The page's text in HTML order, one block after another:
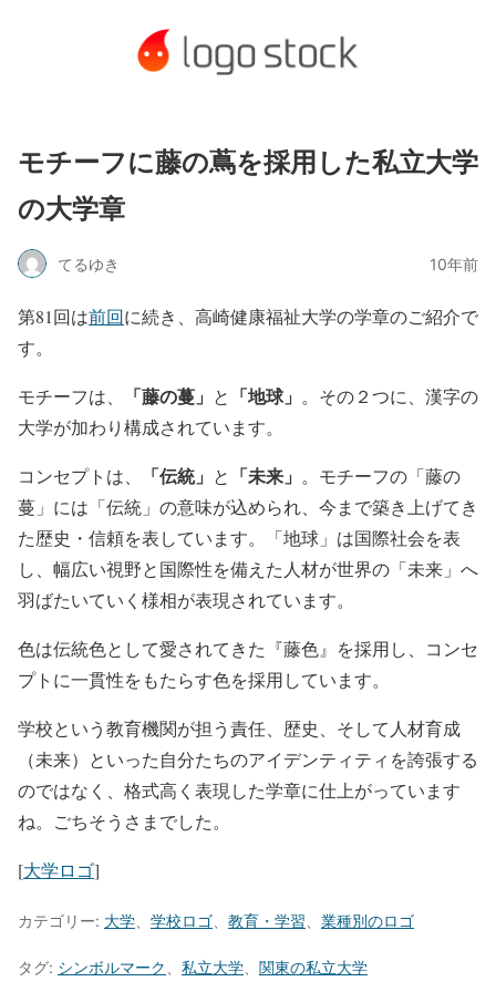
モチーフに藤の蔦を採用した私立大学
の大学章
てるゆき 10年前
第81回は前回に続き、高崎健康福祉大学の学章のご紹介で
す。
モチーフは、 「藤の蔓」 と 「地球」 。その２つに、漢字の
大学が加わり構成されています。
コンセプトは、 「伝統」 と 「未来」 。モチーフの「藤の
蔓」には「伝統」の意味が込められ、今まで築き上げてき
た歴史・信頼を表しています。「地球」は国際社会を表
し、幅広い視野と国際性を備えた人材が世界の「未来」へ
羽ばたいていく様相が表現されています。
色は伝統色として愛されてきた『藤色』を採用し、コンセ
プトに一貫性をもたらす色を採用しています。
学校という教育機関が担う責任、歴史、そして人材育成
（未来）といった自分たちのアイデンティティを誇張する
のではなく、格式高く表現した学章に仕上がっています
ね。ごちそうさまでした。
[大学ロゴ]
カテゴリー: 大学 学校ロゴ 教育・学習 業種別のロゴ
タグ: シンボルマーク 私立大学 関東の私立大学